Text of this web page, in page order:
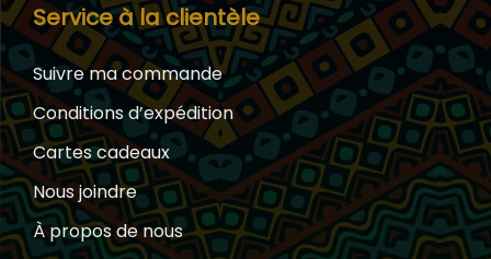
Service à la clientèle
Suivre ma commande
Conditions d’expédition
Cartes cadeaux
Nous joindre
À propos de nous